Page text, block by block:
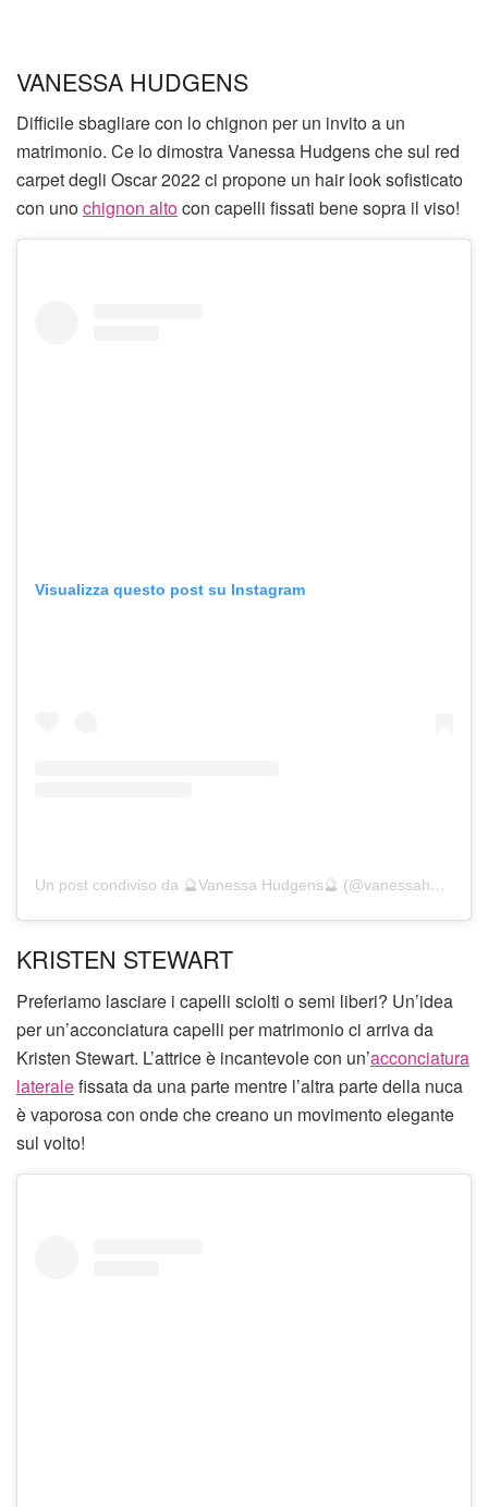
VANESSA HUDGENS
Difficile sbagliare con lo chignon per un invito a un
matrimonio. Ce lo dimostra Vanessa Hudgens che sul red
carpet degli Oscar 2022 ci propone un hair look sofisticato
con unochignon altocon capelli fissati bene sopra il viso!
Visualizza questo post su Instagram
Un post condiviso da 🔮Vanessa Hudgens🔮 (@vanessahudgens)
KRISTEN STEWART
Preferiamo lasciare i capelli sciolti o semi liberi? Un’idea
per un’acconciatura capelli per matrimonio ci arriva da
Kristen Stewart. L’attrice è incantevole con un’acconciatura
lateralefissata da una parte mentre l’altra parte della nuca
è vaporosa con onde che creano un movimento elegante
sul volto!